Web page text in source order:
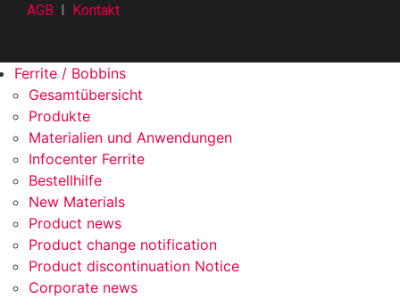
AGB I Kontakt
Ferrite / Bobbins
Gesamtübersicht
Produkte
Materialien und Anwendungen
Infocenter Ferrite
Bestellhilfe
New Materials
Product news
Product change notification
Product discontinuation Notice
Corporate news